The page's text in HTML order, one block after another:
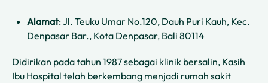
Alamat: Jl. Teuku Umar No.120, Dauh Puri Kauh, Kec.
Denpasar Bar., Kota Denpasar, Bali 80114
Didirikan pada tahun 1987 sebagai klinik bersalin, Kasih
Ibu Hospital telah berkembang menjadi rumah sakit